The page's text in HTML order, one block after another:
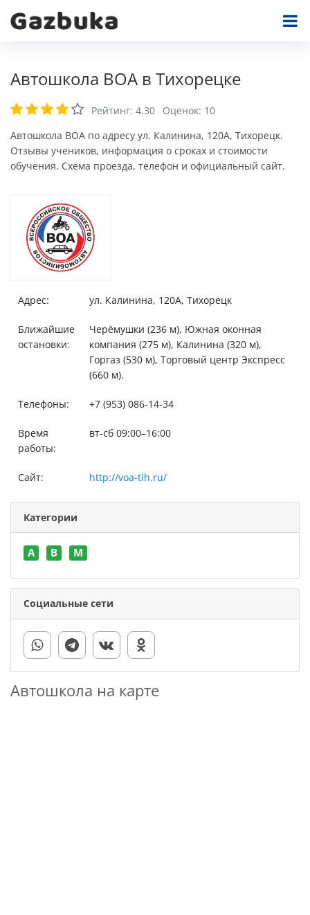
Автошкола ВОА в Тихорецке
Рейтинг: 4.30 Оценок: 10
Автошкола ВОА по адресу ул. Калинина, 120А, Тихорецк.
Отзывы учеников, информация о сроках и стоимости
обучения. Схема проезда, телефон и официальный сайт.
Адрес: ул. Калинина, 120А, Тихорецк
Ближайшие
остановки:
Черёмушки (236 м), Южная оконная
компания (275 м), Калинина (320 м),
Горгаз (530 м), Торговый центр Экспресс
(660 м).
Телефоны: +7 (953) 086-14-34
Время
работы:
вт-сб 09:00–16:00
Сайт: http://voa-tih.ru/
Категории
A B M
Социальные сети
Автошкола на карте